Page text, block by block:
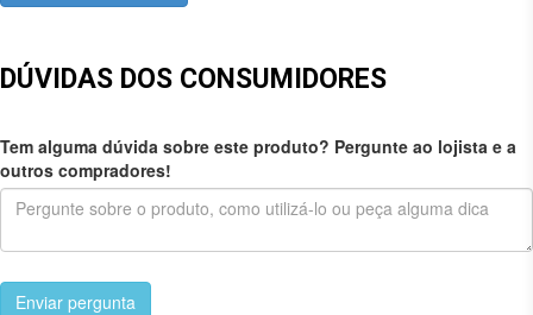
DÚVIDAS DOS CONSUMIDORES
Tem alguma dúvida sobre este produto? Pergunte ao lojista e a
outros compradores!
Enviar pergunta